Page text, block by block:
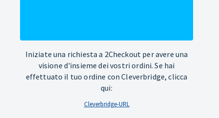
Iniziate una richiesta a 2Checkout per avere una
visione d'insieme dei vostri ordini. Se hai
effettuato il tuo ordine con Cleverbridge, clicca
qui:
Cleverbridge-URL